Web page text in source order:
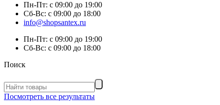
Пн-Пт: с 09:00 до 19:00
Сб-Вс: с 09:00 до 18:00
info@shopsantex.ru
Пн-Пт: с 09:00 до 19:00
Сб-Вс: с 09:00 до 18:00
Поиск
Посмотреть все результаты